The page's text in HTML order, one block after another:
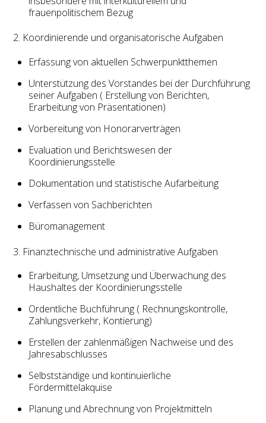
frauenpolitischem Bezug
2. Koordinierende und organisatorische Aufgaben
Erfassung von aktuellen Schwerpunktthemen
Unterstützung des Vorstandes bei der Durchführung
seiner Aufgaben ( Erstellung von Berichten,
Erarbeitung von Präsentationen)
Vorbereitung von Honorarverträgen
Evaluation und Berichtswesen der
Koordinierungsstelle
Dokumentation und statistische Aufarbeitung
Verfassen von Sachberichten
Büromanagement
3. Finanztechnische und administrative Aufgaben
Erarbeitung, Umsetzung und Überwachung des
Haushaltes der Koordinierungsstelle
Ordentliche Buchführung ( Rechnungskontrolle,
Zahlungsverkehr, Kontierung)
Erstellen der zahlenmäßigen Nachweise und des
Jahresabschlusses
Selbstständige und kontinuierliche
Fördermittelakquise
Planung und Abrechnung von Projektmitteln